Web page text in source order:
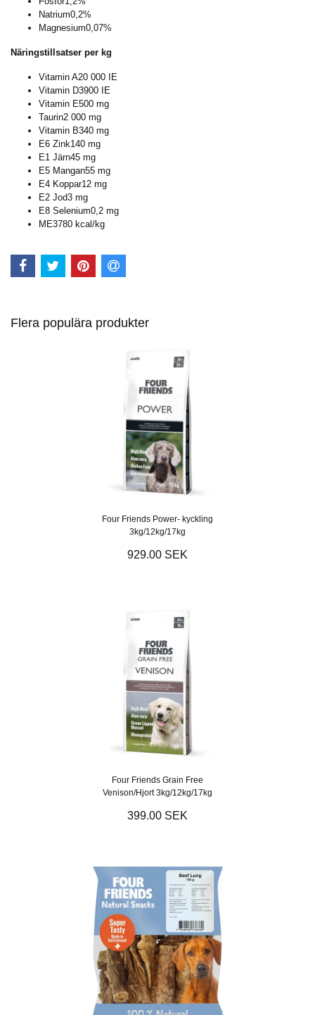
Natrium0,2%
Magnesium0,07%
Näringstillsatser per kg
Vitamin A20 000 IE
Vitamin D3900 IE
Vitamin E500 mg
Taurin2 000 mg
Vitamin B340 mg
E6 Zink140 mg
E1 Järn45 mg
E5 Mangan55 mg
E4 Koppar12 mg
E2 Jod3 mg
E8 Selenium0,2 mg
ME3780 kcal/kg
Flera populära produkter
Four Friends Power- kyckling
3kg/12kg/17kg
929.00 SEK
Four Friends Grain Free
Venison/Hjort 3kg/12kg/17kg
399.00 SEK